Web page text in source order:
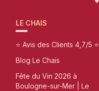
LE CHAIS
⭐ Avis des Clients 4,7/5 ⭐
Blog Le Chais
Fête du Vin 2026 à
Boulogne-sur-Mer | Le